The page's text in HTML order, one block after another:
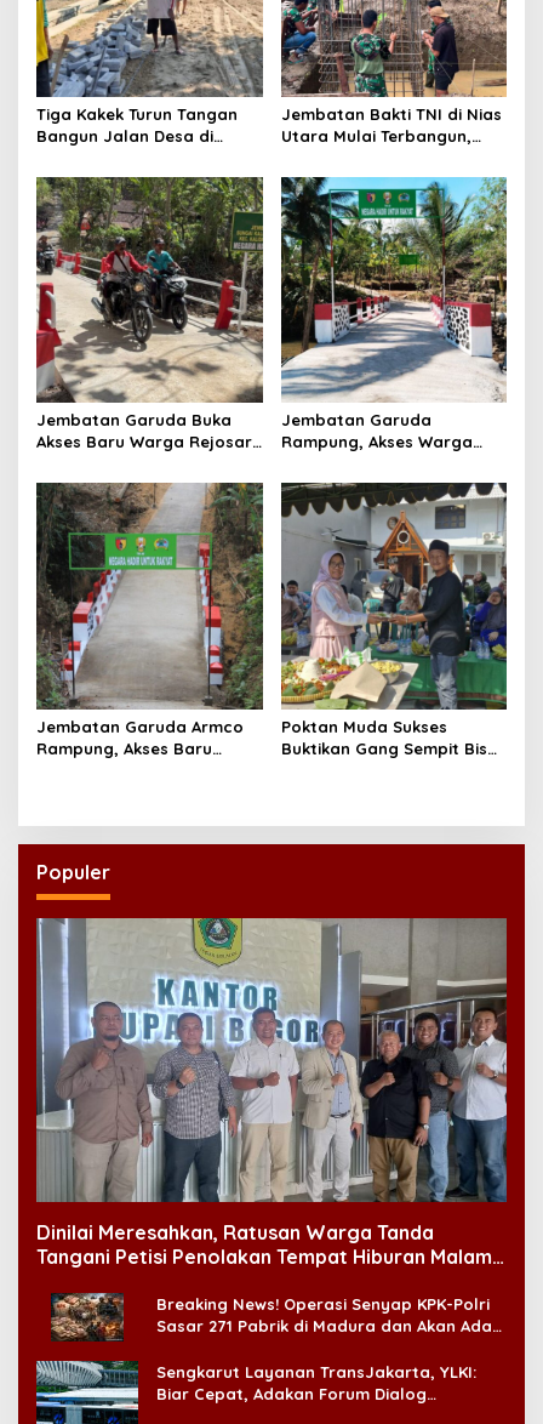
i
o
n
Tiga Kakek Turun Tangan
Bangun Jalan Desa di
Jembatan Bakti TNI di Nias
Utara Mulai Terbangun,
Pulih
Jembatan Garuda Buka
Akses Baru Warga Rejosari,
Hasil Panen Kian Lancar
Jembatan Garuda
Rampung, Akses Warga
Pertanian Kian Lancar
Jembatan Garuda Armco
Rampung, Akses Baru
Poktan Muda Sukses
Buktikan Gang Sempit Bisa
Populer
Dinilai Meresahkan, Ratusan Warga Tanda
Tangani Petisi Penolakan Tempat Hiburan Malam
Breaking News! Operasi Senyap KPK-Polri
Sasar 271 Pabrik di Madura dan Akan Ada
Sengkarut Layanan TransJakarta, YLKI:
Biar Cepat, Adakan Forum Dialog